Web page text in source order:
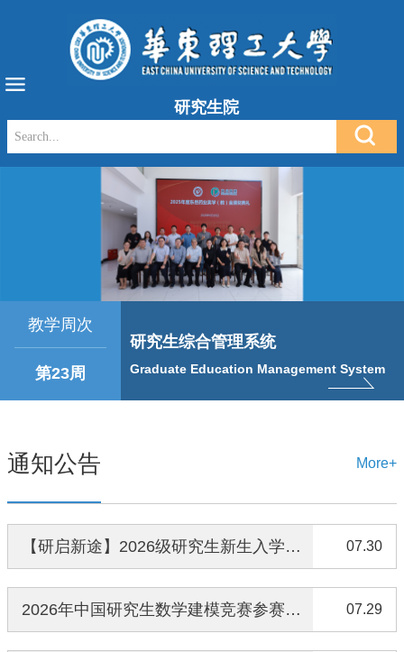
研究生院
教学周次
第23周
研究生综合管理系统
Graduate Education Management System
通知公告 More+
【研启新途】2026级研究生新生入学须知｜入学攻略已上线，全篇干货，速速收藏！ 07.30
2026年中国研究生数学建模竞赛参赛激励及讲座安排（第一场） 07.29